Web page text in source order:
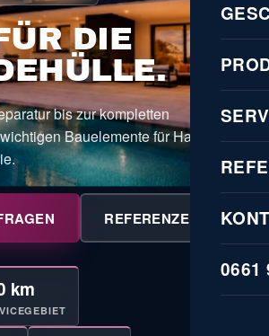
0661
DIE
bis zur kompletten
Bauelemente für Haus,
REFERENZEN
km